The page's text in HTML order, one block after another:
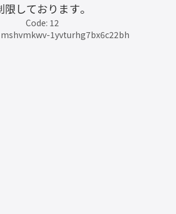
限しております。
Code: 12
mshvmkwv-1yvturhg7bx6c22bh